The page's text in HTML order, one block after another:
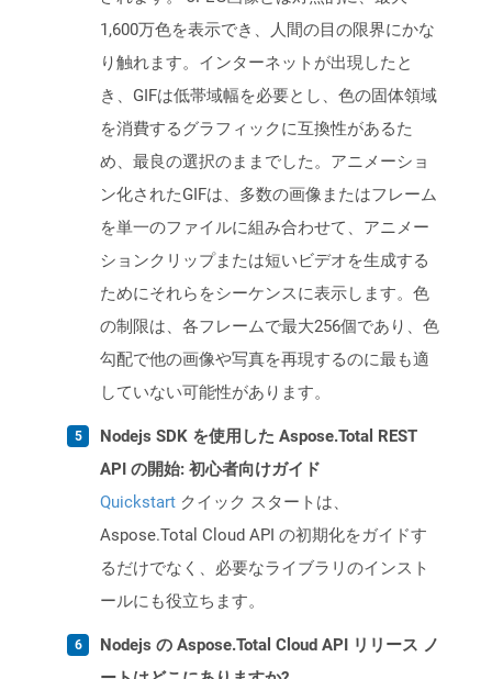
1,600万色を表示でき、人間の目の限界にかな
り触れます。インターネットが出現したと
き、GIFは低帯域幅を必要とし、色の固体領域
を消費するグラフィックに互換性があるた
め、最良の選択のままでした。アニメーショ
ン化されたGIFは、多数の画像またはフレーム
を単一のファイルに組み合わせて、アニメー
ションクリップまたは短いビデオを生成する
ためにそれらをシーケンスに表示します。色
の制限は、各フレームで最大256個であり、色
勾配で他の画像や写真を再現するのに最も適
していない可能性があります。
Nodejs SDK を使用した Aspose.Total REST
API の開始: 初心者向けガイド
Quickstart クイック スタートは、
Aspose.Total Cloud API の初期化をガイドす
るだけでなく、必要なライブラリのインスト
ールにも役立ちます。
Nodejs の Aspose.Total Cloud API リリース ノ